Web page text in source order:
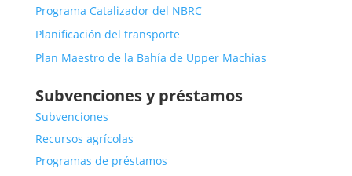
Programa Catalizador del NBRC
Planificación del transporte
Plan Maestro de la Bahía de Upper Machias
Subvenciones y préstamos
Subvenciones
Recursos agrícolas
Programas de préstamos